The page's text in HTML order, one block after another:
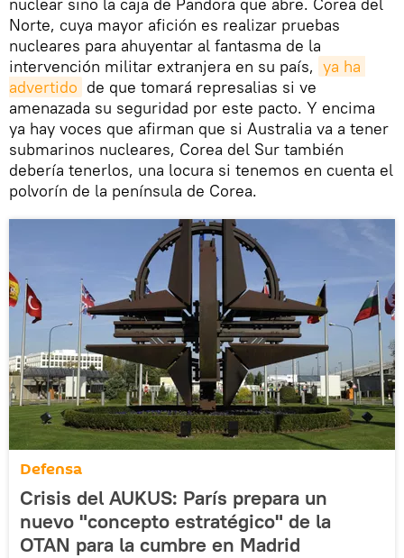
Norte, cuya mayor afición es realizar pruebas
nucleares para ahuyentar al fantasma de la
intervención militar extranjera en su país, ya ha
advertido de que tomará represalias si ve
amenazada su seguridad por este pacto. Y encima
ya hay voces que afirman que si Australia va a tener
submarinos nucleares, Corea del Sur también
debería tenerlos, una locura si tenemos en cuenta el
polvorín de la península de Corea.
Defensa
Crisis del AUKUS: París prepara un
nuevo "concepto estratégico" de la
OTAN para la cumbre en Madrid